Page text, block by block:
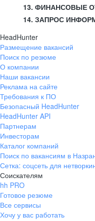
13. ФИНАНСОВЫЕ
14. ЗАПРОС
HeadHunter
Размещение вакансий
Поиск по резюме
О компании
Наши вакансии
Реклама на сайте
Требования к ПО
Безопасный HeadHunter
HeadHunter API
Партнерам
Инвесторам
Каталог компаний
Поиск по вакансиям в
Сетка: соцсеть для
Соискателям
hh PRO
Готовое резюме
Все сервисы
Хочу у вас работать